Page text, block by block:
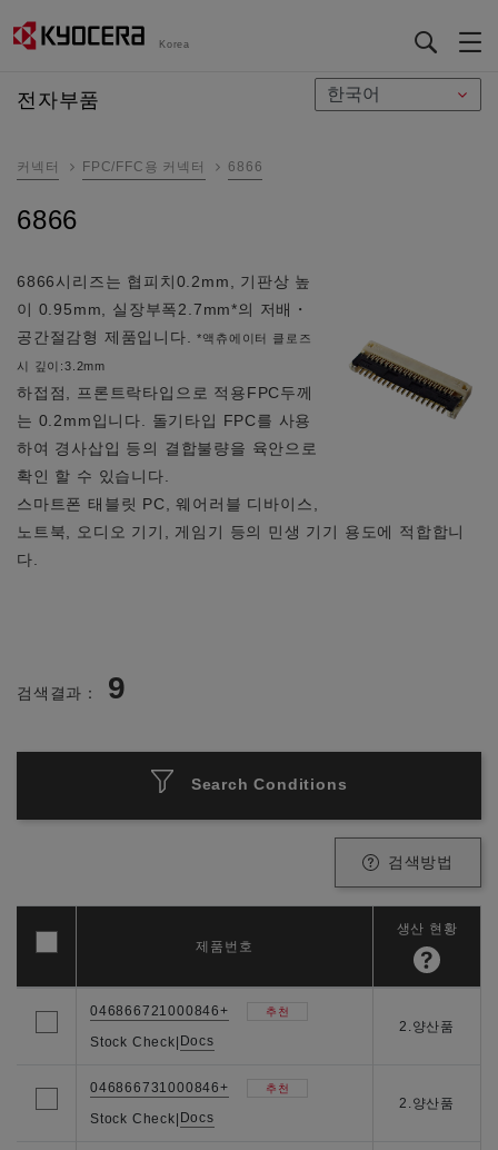
Korea
전자부품
커넥터 FPC/FFC용 커넥터 6866
6866
6866시리즈는 협피치0.2mm, 기판상 높
이 0.95mm, 실장부폭2.7mm*의 저배・
공간절감형 제품입니다.*액츄에이터 클로즈
시 깊이:3.2mm
하접점, 프론트락타입으로 적용FPC두께
는 0.2mm입니다. 돌기타입 FPC를 사용
하여 경사삽입 등의 결합불량을 육안으로
확인 할 수 있습니다.
스마트폰 태블릿 PC, 웨어러블 디바이스,
노트북, 오디오 기기, 게임기 등의 민생 기기 용도에 적합합니
다.
검색결과： 9
Search Conditions
검색방법
046866721000846+ 추천
Stock Check| Docs
2.양산품
046866731000846+ 추천
Stock Check| Docs
2.양산품
제품번호
생산 현황